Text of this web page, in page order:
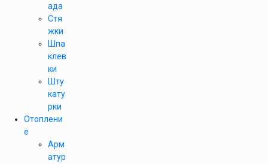
ада
Стя
жки
Шпа
клев
ки
Шту
кату
рки
Отоплени
е
Арм
атур